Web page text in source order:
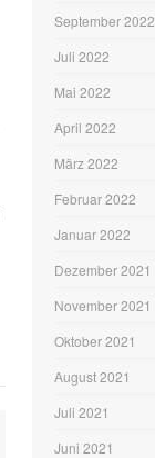
September 2022
Juli 2022
Mai 2022
April 2022
März 2022
Februar 2022
Januar 2022
Dezember 2021
November 2021
Oktober 2021
August 2021
Juli 2021
Juni 2021